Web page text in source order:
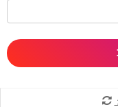
・アカウントの売買
・各ゲームのネタバ
・その他、管理者が